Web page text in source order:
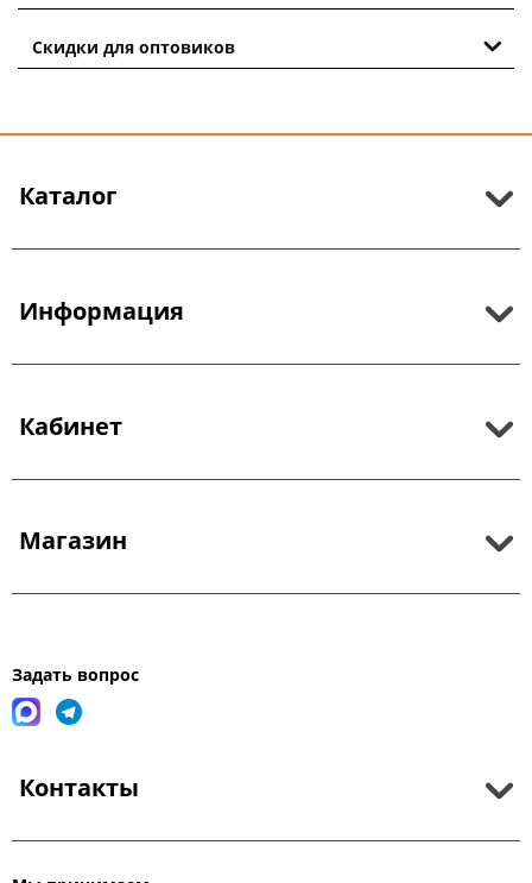
Скидки для оптовиков
Каталог
Информация
Кабинет
Магазин
Задать вопрос
Контакты